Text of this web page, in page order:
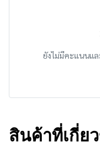
ยังไม่มีคะแนนแ
สินค้าที่เกี่ย